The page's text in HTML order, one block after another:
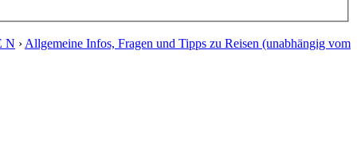
N › Allgemeine Infos, Fragen und Tipps zu Reisen (unabhängig vom